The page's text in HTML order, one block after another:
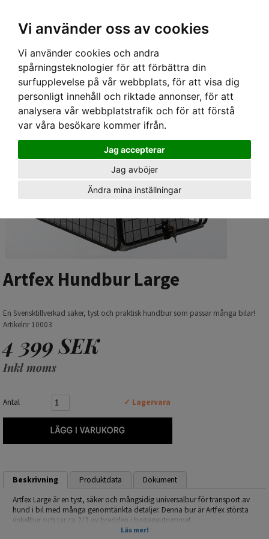
Vi använder oss av cookies
Vi använder cookies och andra
spårningsteknologier för att förbättra din
surfupplevelse på vår webbplats, för att visa dig
personligt innehåll och riktade annonser, för att
analysera vår webbplatstrafik och för att förstå
var våra besökare kommer ifrån.
Jag accepterar
Jag avböjer
Ändra mina inställningar
Hem›Hundburar›Artfex Hundburar › Artfex Hundbur Large
Artfex Hundbur Large
En Svensktillverkad säker, tyst och praktisk hundbur som passar många bilar!
Artikelnr 10003
4 399 SEK
Inkl moms
Antal ✓ Lagervara
Beskrivning Produktdata
Dokument
Artfex Large är en tyst, säker och mångsidig universalbur för transport av
hund i bil med många genomtänkta detaljer. Denna bur är Artfex största
enkelbur och tar ca 2/3 av bredden i bagageutrymmet.
Läs mer!